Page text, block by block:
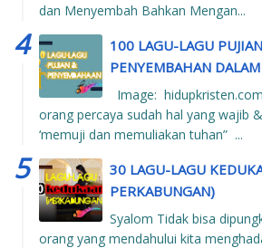
dan Menyembah Bahkan Mengan...
100 LAGU-LAGU
PENYEMBAHAN
Image:
orang percaya sudah hal yang wajib
‘memuji dan memuliakan tuhan” ...
30 LAGU-LAGU
PERKABUNGAN)
Syalom Tidak bisa
orang yang mendahului kita